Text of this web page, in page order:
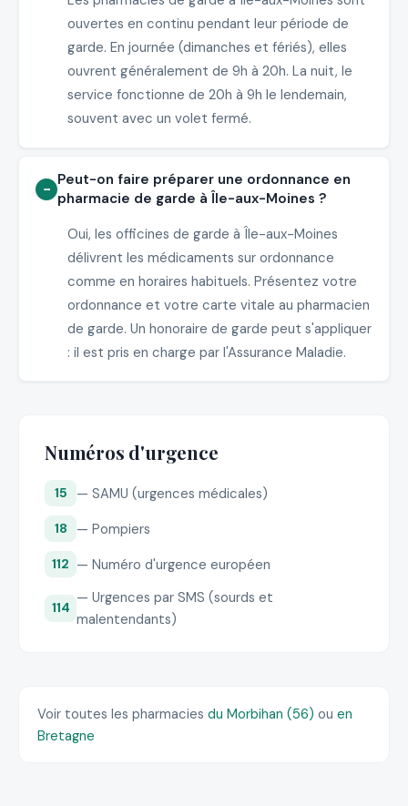
ouvertes en continu pendant leur période de
garde. En journée (dimanches et fériés), elles
ouvrent généralement de 9h à 20h. La nuit, le
service fonctionne de 20h à 9h le lendemain,
souvent avec un volet fermé.
Peut-on faire préparer une ordonnance en
pharmacie de garde à Île-aux-Moines ?
Oui, les officines de garde à Île-aux-Moines
délivrent les médicaments sur ordonnance
comme en horaires habituels. Présentez votre
ordonnance et votre carte vitale au pharmacien
de garde. Un honoraire de garde peut s'appliquer
: il est pris en charge par l'Assurance Maladie.
Numéros d'urgence
15 — SAMU (urgences médicales)
18 — Pompiers
112 — Numéro d'urgence européen
114
— Urgences par SMS (sourds et
malentendants)
Voir toutes les pharmacies du Morbihan (56) ou en
Bretagne